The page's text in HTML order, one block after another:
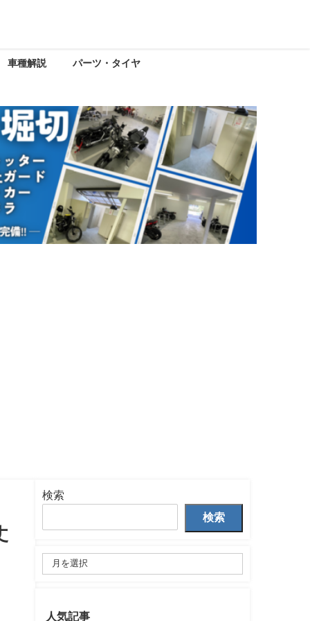
車種解説 パーツ・タイヤ
検索
検索
人気記事